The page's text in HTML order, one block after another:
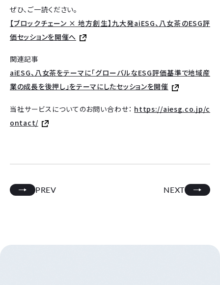
ぜひ、ご一読ください。
【ブロックチェーン × 地方創生】九大発aiESG、八女茶のESG評
価セッションを開催へ
関連記事
aiESG、八女茶をテーマに「グローバルなESG評価基準で地域産
業の成長を後押し」をテーマにしたセッションを開催
当社サービスについてのお問い合わせ： https://aiesg.co.jp/c
ontact/
PREV NEXT